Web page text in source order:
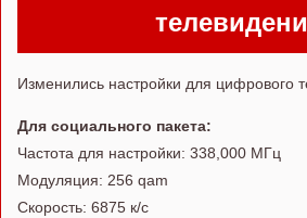
Изменились настройки для цифрового
Для социального пакета:
Частота для настройки: 338,000 МГц
Модуляция: 256 qam
Скорость: 6875 к/с